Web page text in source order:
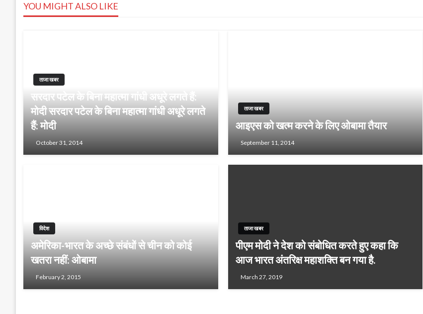
YOU MIGHT ALSO LIKE
ताजा खबर
सरदार पटेल के बिना महात्मा गांधी अधूरे लगते हैं:
मोदी सरदार पटेल के बिना महात्मा गांधी अधूरे लगते
हैं: मोदी
October 31, 2014
ताजा खबर
आइएस को खत्म करने के लिए ओबामा तैयार
September 11, 2014
विदेश
अमेरिका-भारत के अच्छे संबंधों से चीन को कोई
खतरा नहीं: ओबामा
February 2, 2015
ताजा खबर
पीएम मोदी ने देश को संबोधित करते हुए कहा कि
आज भारत अंतरिक्ष महाशक्ति बन गया है.
March 27, 2019